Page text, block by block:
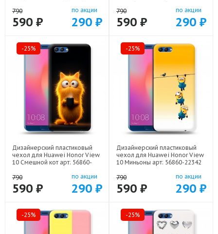
790
590 ₽
по акции
290 ₽
790
590 ₽
по акции
290 ₽
-25%
Дизайнерский пластиковый
чехол для Huawei Honor View
10 Смешной кот арт: 56860-
790
590 ₽
по акции
290 ₽
-25%
Дизайнерский пластиковый
чехол для Huawei Honor View
10 Миньоны арт: 56860-22342
790
590 ₽
по акции
290 ₽
-25% -25%